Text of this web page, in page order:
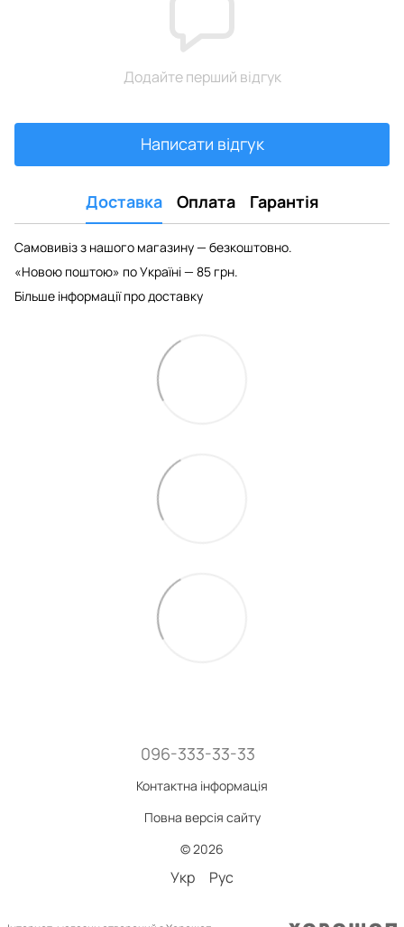
Додайте перший відгук
Написати відгук
Доставка Оплата Гарантія
Самовивіз з нашого магазину — безкоштовно.
«Новою поштою» по Україні — 85 грн.
Більше інформації про доставку
096-333-33-33
Контактна інформація
Повна версія сайту
© 2026
Укр Рус